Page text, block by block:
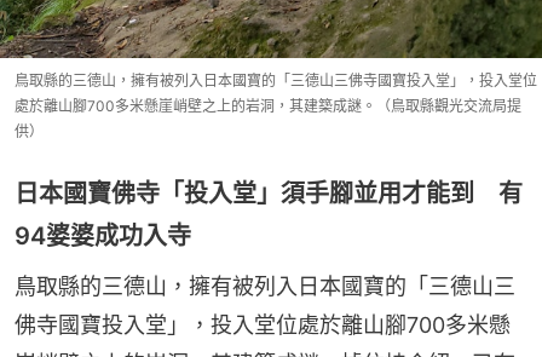
鳥取縣的三德山，擁有被列入日本國寶的「三德山三佛寺國寶投入堂」，投入堂位
處於離山腳700多米懸崖峭壁之上的岩洞，其建築成謎。（鳥取縣觀光交流局提
供）
日本國寶佛寺「投入堂」須手腳並用才能到 有
94婆婆成功入寺
鳥取縣的三德山，擁有被列入日本國寶的「三德山三
佛寺國寶投入堂」，投入堂位處於離山腳700多米懸